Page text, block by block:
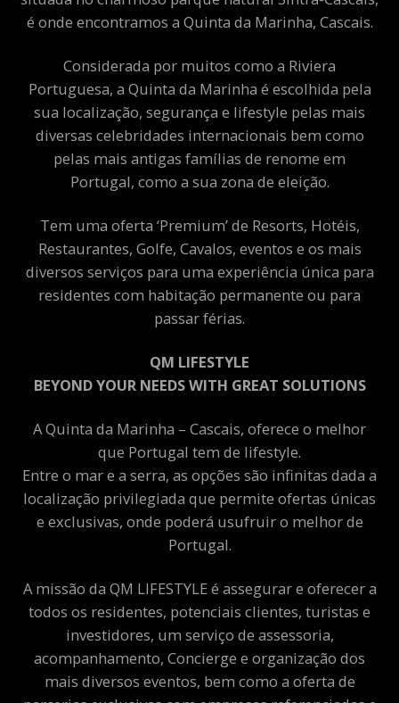
é onde encontramos a Quinta da Marinha, Cascais.
Considerada por muitos como a Riviera
Portuguesa, a Quinta da Marinha é escolhida pela
sua localização, segurança e lifestyle pelas mais
diversas celebridades internacionais bem como
pelas mais antigas famílias de renome em
Portugal, como a sua zona de eleição.
Tem uma oferta ‘Premium’ de Resorts, Hotéis,
Restaurantes, Golfe, Cavalos, eventos e os mais
diversos serviços para uma experiência única para
residentes com habitação permanente ou para
passar férias.
QM LIFESTYLE
BEYOND YOUR NEEDS WITH GREAT SOLUTIONS
A Quinta da Marinha – Cascais, oferece o melhor
que Portugal tem de lifestyle.
Entre o mar e a serra, as opções são infinitas dada a
localização privilegiada que permite ofertas únicas
e exclusivas, onde poderá usufruir o melhor de
Portugal.
A missão da QM LIFESTYLE é assegurar e oferecer a
todos os residentes, potenciais clientes, turistas e
investidores, um serviço de assessoria,
acompanhamento, Concierge e organização dos
mais diversos eventos, bem como a oferta de